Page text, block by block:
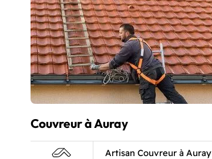
Couvreur à Auray
Artisan Couvreur à Auray